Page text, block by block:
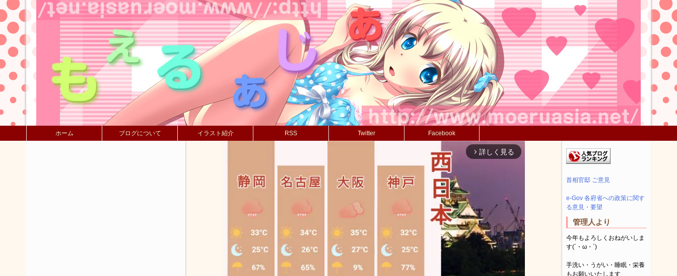
ホーム ブログについて イラスト紹介 RSS Twitter Facebook
arrow_forward_ios 詳しく見る
首相官邸 ご意見
e-Gov 各府省への政策に関す
る意見・要望
管理人より
今年もよろしくおねがいしま
す(´・ω・`)
手洗い・うがい・睡眠・栄養
もお願いいたします